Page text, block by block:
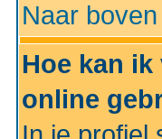
Naar boven
Hoe kan
online